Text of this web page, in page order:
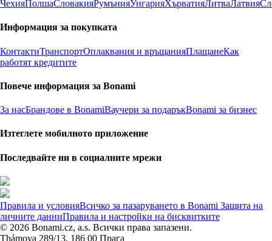
ЧехияПолшаСловакияРумънияУнгарияХърватияЛитваЛатвия
Информация за покупката
КонтактиТранспортОплаквания и връщанияПлащанеКак
работят кредитите
Повече информация за Bonami
За насБрандове в BonamiВаучери за подаръкBonami за бизнес
Изтеглете мобилното приложение
Последвайте ни в социалните мрежи
Правила и условияВсичко за пазаруването в Bonami Защита на
личните данниПравила и настройки на бисквитките
© 2026 Bonami.cz, a.s. Всички права запазени.
Thámova 289/13, 186 00 Прага